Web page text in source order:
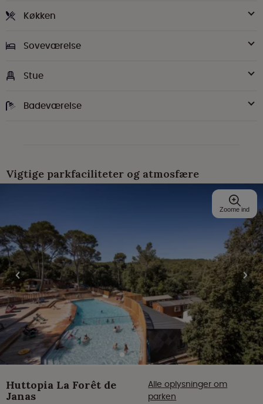
Køkken
Soveværelse
Stue
Badeværelse
Vigtige parkfaciliteter og atmosfære
Zoome ind
Huttopia La Forêt de
Janas
Alle oplysninger om
parken